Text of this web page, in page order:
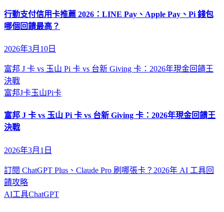
行動支付信用卡推薦 2026：LINE Pay、Apple Pay、Pi 錢包
哪個回饋最高？
2026年3月10日
富邦 J 卡 vs 玉山 Pi 卡 vs 台新 Giving 卡：2026年現金回饋王
決戰
富邦J卡玉山Pi卡
富邦 J 卡 vs 玉山 Pi 卡 vs 台新 Giving 卡：2026年現金回饋王
決戰
2026年3月1日
訂閱 ChatGPT Plus、Claude Pro 刷哪張卡？2026年 AI 工具回
饋攻略
AI工具ChatGPT